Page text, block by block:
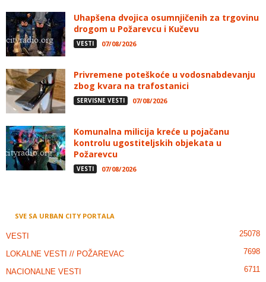
Uhapšena dvojica osumnjičenih za trgovinu
drogom u Požarevcu i Kučevu
VESTI 07/08/2026
Privremene poteškoće u vodosnabdevanju
zbog kvara na trafostanici
SERVISNE VESTI 07/08/2026
Komunalna milicija kreće u pojačanu
kontrolu ugostiteljskih objekata u
Požarevcu
VESTI 07/08/2026
SVE SA URBAN CITY PORTALA
VESTI 25078
LOKALNE VESTI // POŽAREVAC 7698
NACIONALNE VESTI 6711